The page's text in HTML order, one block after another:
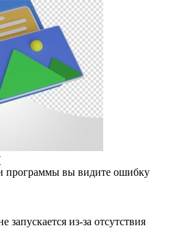
программы вы видите ошибку
из-за отсутствия